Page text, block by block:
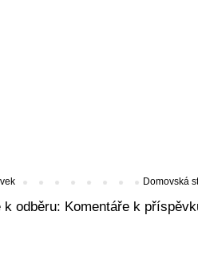
Domovská
k odběru: Komentáře k